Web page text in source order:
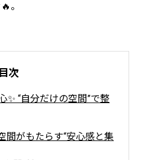
。
目次
“自分だけの空間”で整
がもたらす“安心感と集